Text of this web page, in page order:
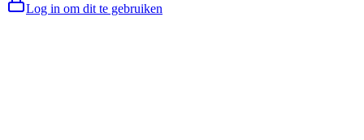
Log in om dit te gebruiken